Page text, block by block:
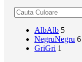
AlbAlb 5
NegruNegru 6
GriGri 1